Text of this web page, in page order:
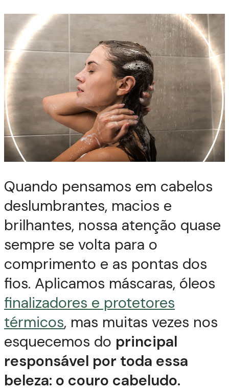
Quando pensamos em cabelos
deslumbrantes, macios e
brilhantes, nossa atenção quase
sempre se volta para o
comprimento e as pontas dos
fios. Aplicamos máscaras, óleos
finalizadores e protetores
térmicos, mas muitas vezes nos
esquecemos do principal
responsável por toda essa
beleza: o couro cabeludo.